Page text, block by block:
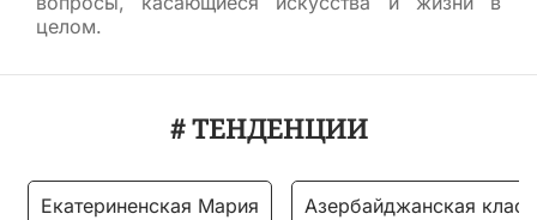
целом.
# ТЕНДЕНЦИИ
Екатериненская Мария Азербайджанская